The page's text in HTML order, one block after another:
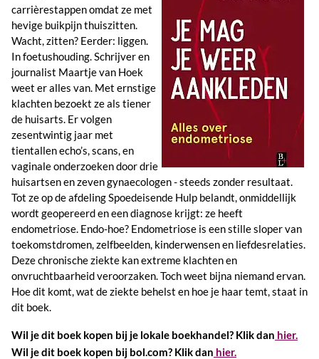
carrièrestappen omdat ze met
hevige buikpijn thuiszitten.
Wacht, zitten? Eerder: liggen.
In foetushouding. Schrijver en
journalist Maartje van Hoek
weet er alles van. Met ernstige
klachten bezoekt ze als tiener
de huisarts. Er volgen
zesentwintig jaar met
tientallen echo’s, scans, en
vaginale onderzoeken door drie
huisartsen en zeven gynaecologen - steeds zonder resultaat.
Tot ze op de afdeling Spoedeisende Hulp belandt, onmiddellijk
wordt geopereerd en een diagnose krijgt: ze heeft
endometriose. Endo-hoe? Endometriose is een stille sloper van
toekomstdromen, zelfbeelden, kinderwensen en liefdesrelaties.
Deze chronische ziekte kan extreme klachten en
onvruchtbaarheid veroorzaken. Toch weet bijna niemand ervan.
Hoe dit komt, wat de ziekte behelst en hoe je haar temt, staat in
dit boek.
Wil je dit boek kopen bij je lokale boekhandel? Klik dan hier.
Wil je dit boek kopen bij bol.com? Klik dan hier.